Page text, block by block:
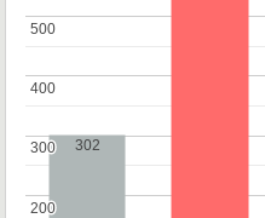
200
200
300
300
400
400
500
500
302